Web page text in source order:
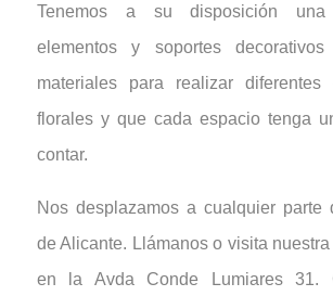
Tenemos a su disposición
elementos y soportes
materiales para realizar diferentes
florales y que cada espacio tenga
contar.
Nos desplazamos a cualquier parte
de Alicante. Llámanos o visita
en la Avda Conde Lumiares 31.